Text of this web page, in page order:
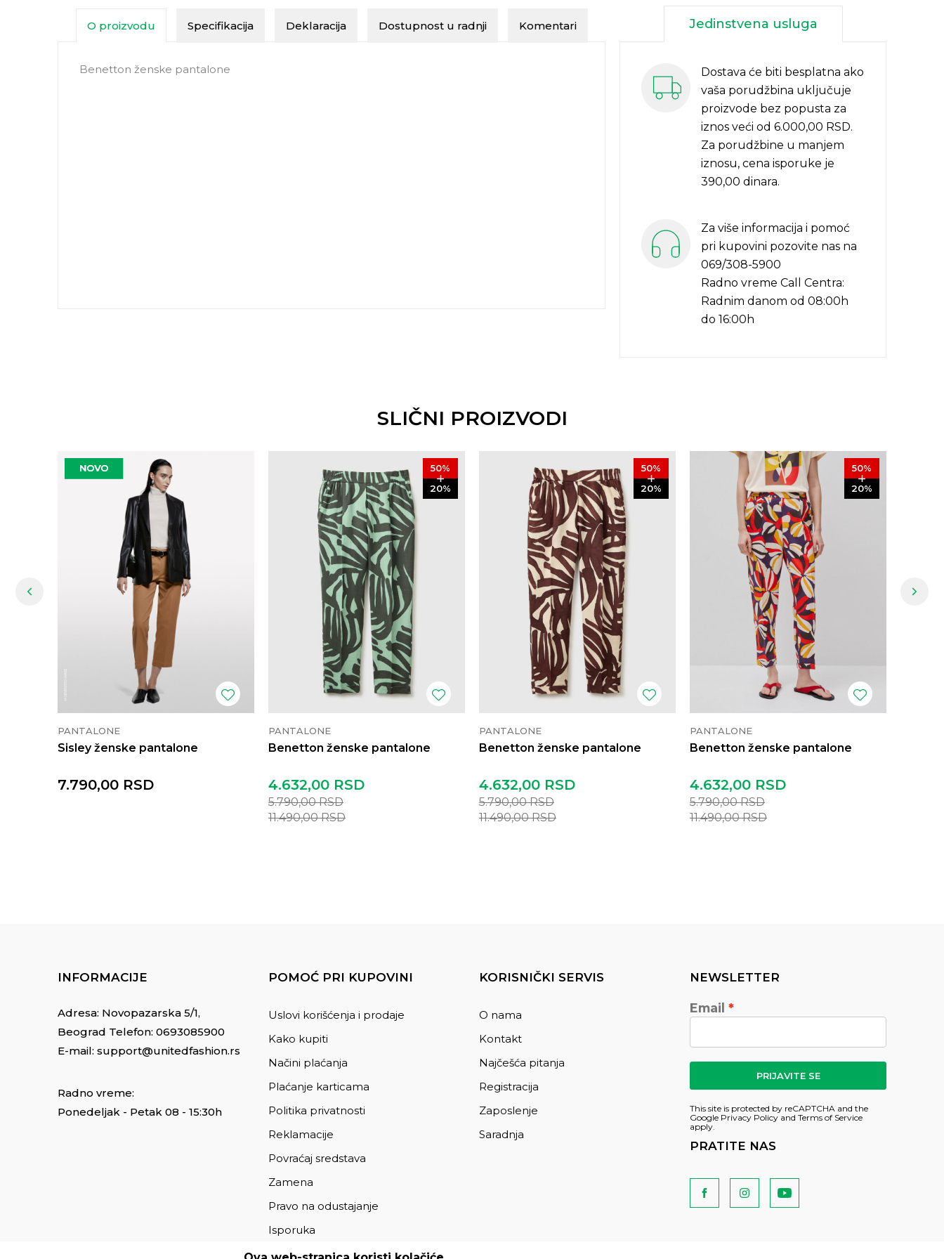
O proizvodu Specifikacija Deklaracija Dostupnost u radnji Komentari
Benetton ženske pantalone
Jedinstvena usluga
Dostava će biti besplatna ako
vaša porudžbina uključuje
proizvode bez popusta za
iznos veći od 6.000,00 RSD.
Za porudžbine u manjem
iznosu, cena isporuke je
390,00 dinara.
Za više informacija i pomoć
pri kupovini pozovite nas na
069/308-5900
Radno vreme Call Centra:
Radnim danom od 08:00h
do 16:00h
SLIČNI PROIZVODI
PANTALONE
Sisley ženske pantalone
7.790,00 RSD
50%
20%
PANTALONE
Benetton ženske pantalone
4.632,00 RSD
5.790,00RSD
11.490,00RSD
50%
20%
PANTALONE
Benetton ženske pantalone
4.632,00 RSD
5.790,00RSD
11.490,00RSD
50%
20%
PANTALONE
Benetton ženske pantalone
4.632,00 RSD
5.790,00RSD
11.490,00RSD
INFORMACIJE
Adresa: Novopazarska 5/1,
Beograd Telefon: 0693085900
E-mail: support@unitedfashion.rs
Radno vreme:
Ponedeljak - Petak 08 - 15:30h
POMOĆ PRI KUPOVINI
Uslovi korišćenja i prodaje
Kako kupiti
Načini plaćanja
Plaćanje karticama
Politika privatnosti
Reklamacije
Povraćaj sredstava
Zamena
Pravo na odustajanje
Isporuka
KORISNIČKI SERVIS
O nama
Kontakt
Najčešća pitanja
Registracija
Zaposlenje
Saradnja
NEWSLETTER
Email
PRIJAVITE SE
This site is protected by reCAPTCHA and the
Google Privacy Policy and Terms of Service
apply.
PRATITE NAS